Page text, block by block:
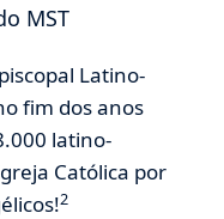
MST
Latino-
fim dos anos
latino-
Católica por
2